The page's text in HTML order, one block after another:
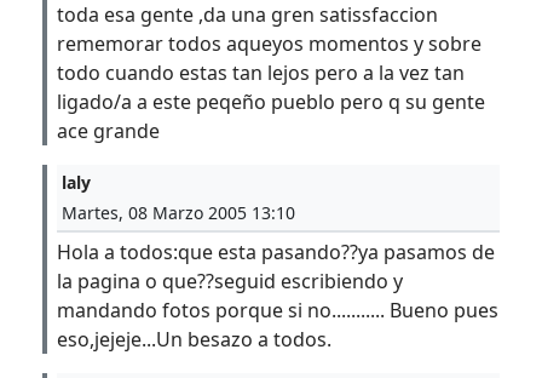
toda esa gente ,da una gren satissfaccion
rememorar todos aqueyos momentos y sobre
todo cuando estas tan lejos pero a la vez tan
ligado/a a este peqeño pueblo pero q su gente
ace grande
laly
Martes, 08 Marzo 2005 13:10
Hola a todos:que esta pasando??ya pasamos de
la pagina o que??seguid escribiendo y
mandando fotos porque si no........... Bueno pues
eso,jejeje...Un besazo a todos.